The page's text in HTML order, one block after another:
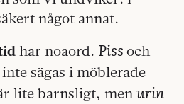
något annat.
har noaord. Piss och
sägas i möblerade
lite barnsligt, men urin